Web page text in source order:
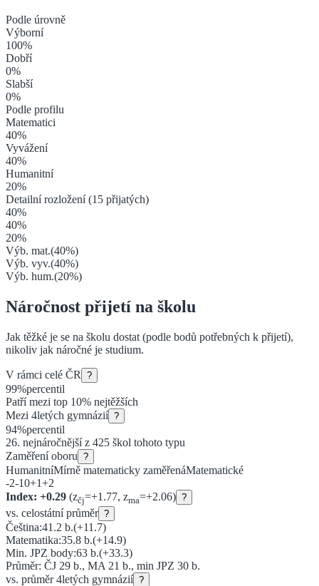
Podle úrovně
Výborní
100%
Dobří
0%
Slabší
0%
Podle profilu
Matematici
40%
Vyvážení
40%
Humanitní
20%
Detailní rozložení (15 přijatých)
40%
40%
20%
Výb. mat.(40%)
Výb. vyv.(40%)
Výb. hum.(20%)
Náročnost přijetí na školu
Jak těžké je se na školu dostat (podle bodů potřebných k přijetí),
nikoliv jak náročné je studium.
V rámci celé ČR ?
99%percentil
Patří mezi top 10% nejtěžších
Mezi 4letých gymnázií ?
94%percentil
26. nejnáročnější z 425 škol tohoto typu
Zaměření oboru ?
HumanitníMírně matematicky zaměřenáMatematické
-2-10+1+2
Index: +0.29 (zčj=+1.77, zma=+2.06) ?
vs. celostátní průměr ?
Čeština:41.2 b.(+11.7)
Matematika:35.8 b.(+14.9)
Min. JPZ body:63 b.(+33.3)
Průměr: ČJ 29 b., MA 21 b., min JPZ 30 b.
vs. průměr4letých gymnázií ?